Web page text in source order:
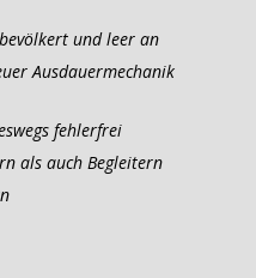
und leer an
Ausdauermechanik
fehlerfrei
als auch Begleitern